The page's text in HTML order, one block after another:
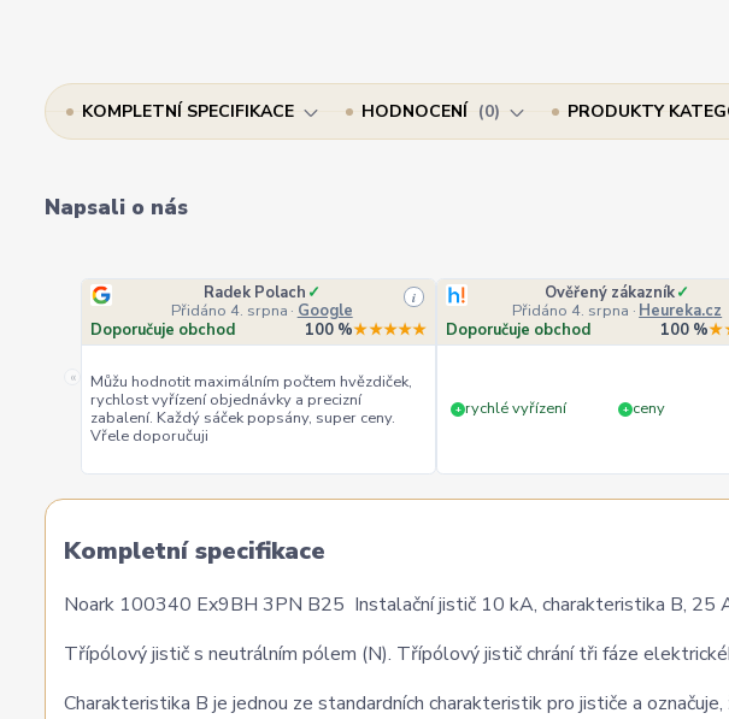
KOMPLETNÍ SPECIFIKACE HODNOCENÍ 0 PRODUKTY
Napsali o nás
«
Radek Polach ✓
Přidáno 4. srpna · Google
i
Doporučuje obchod 100 %★★★★★
Můžu hodnotit maximálním počtem hvězdiček,
rychlost vyřízení objednávky a precizní
zabalení. Každý sáček popsány, super ceny.
Vřele doporučuji
Ověřený zákazník✓
Přidáno 4. srpna · Heureka.cz
Doporučuje obchod 100 %
+ rychlé vyřízení + ceny
Kompletní specifikace
Noark 100340 Ex9BH 3PN B25 Instalační jistič 10 kA, charakteristika B, 25
Třípólový jistič s neutrálním pólem (N). Třípólový jistič chrání tři fáze
Charakteristika B je jednou ze standardních charakteristik pro jističe a